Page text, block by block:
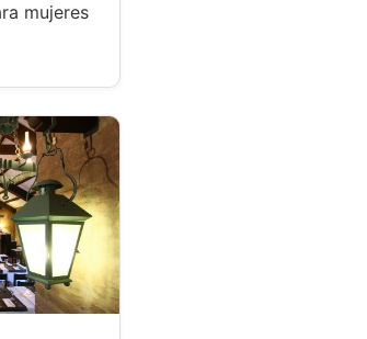
mujeres